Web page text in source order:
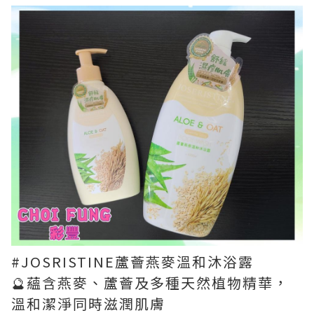
#JOSRISTINE蘆薈燕麥溫和沐浴露
🔮蘊含燕麥、蘆薈及多種天然植物精華，
溫和潔淨同時滋潤肌膚